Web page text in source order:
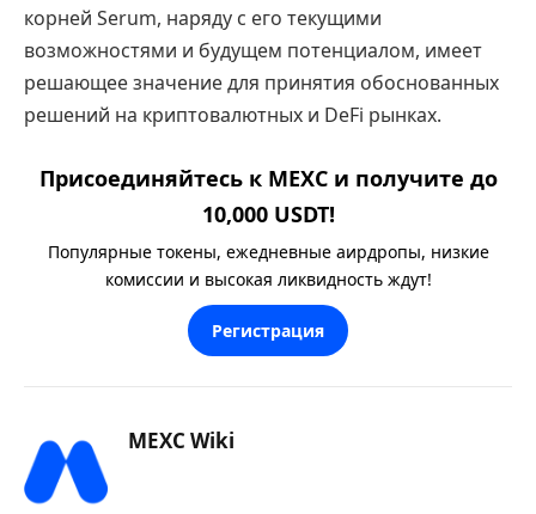
корней Serum, наряду с его текущими
возможностями и будущем потенциалом, имеет
решающее значение для принятия обоснованных
решений на криптовалютных и DeFi рынках.
Присоединяйтесь к MEXC и получите до
10,000 USDT!
Популярные токены, ежедневные аирдропы, низкие
комиссии и высокая ликвидность ждут!
Регистрация
MEXC Wiki